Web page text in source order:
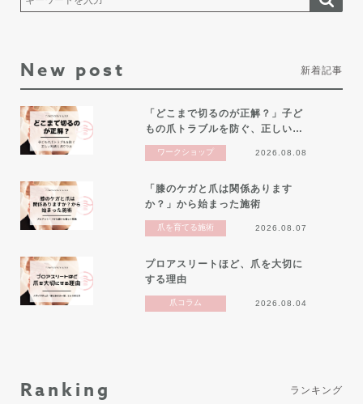
New post 新着記事
「どこまで切るのが正解？」子ど
もの爪トラブルを防ぐ、正しい…
ワークショップ 2026.08.08
「膝のケガと爪は関係あります
か？」から始まった施術
爪を育てる施術 2026.08.07
プロアスリートほど、爪を大切に
する理由
爪コラム 2026.08.04
Ranking ランキング